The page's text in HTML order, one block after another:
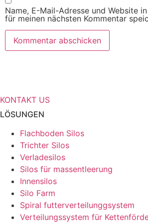
Name, E-Mail-Adresse und Website
für meinen nächsten Kommentar
KONTAKT US
LÖSUNGEN
Flachboden Silos
Trichter Silos
Verladesilos
Silos für massentleerung
Innensilos
Silo Farm
Spiral futterverteilunggsystem
Verteilungssystem für